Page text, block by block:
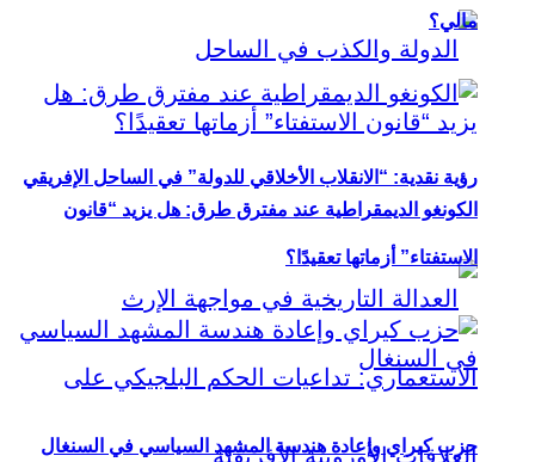
رؤية نقدية: “الانقلاب الأخلاقي للدولة” في الساحل الإفريقي
مالي؟
الكونغو الديمقراطية عند مفترق طرق: هل يزيد “قانون
الاستفتاء” أزماتها تعقيدًا؟
حزب كيراي وإعادة هندسة المشهد السياسي في السنغال